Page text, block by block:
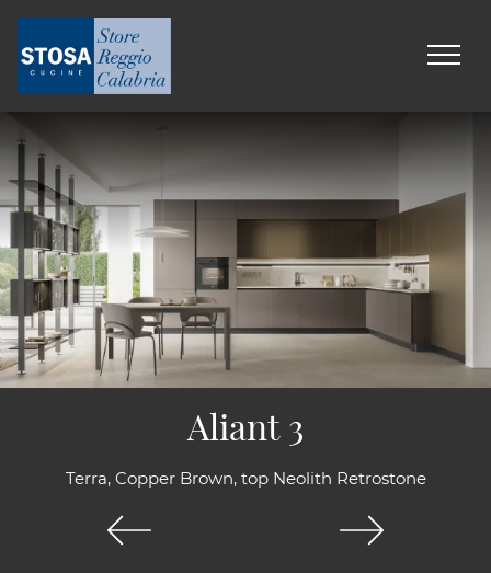
Terra, Copper Brown, top Neolith Retrostone
Aliant 3